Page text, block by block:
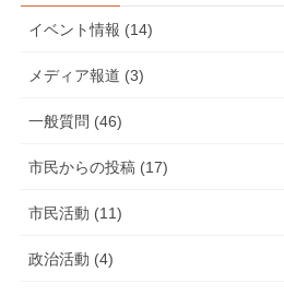
動
報
イベント情報 (14)
メディア報道 (3)
一般質問 (46)
市民からの投稿 (17)
市民活動 (11)
政治活動 (4)